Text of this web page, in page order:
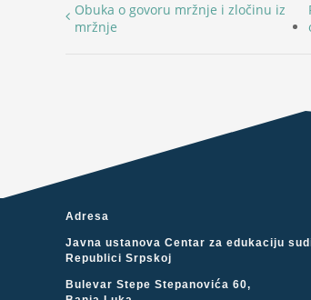
Obuka o govoru mržnje i zločinu iz
mržnje
Adresa
Javna ustanova Centar za edukaciju
Republici Srpskoj
Bulevar Stepe Stepanovića 60,